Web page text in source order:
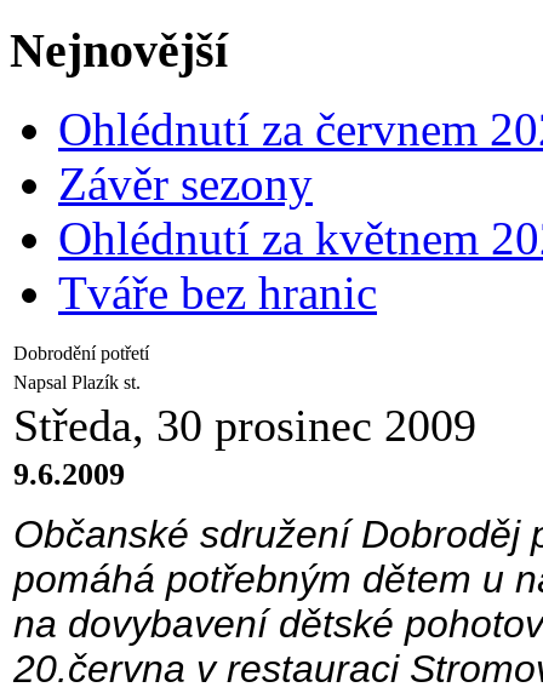
Nejnovější
Ohlédnutí za červnem
Závěr sezony
Ohlédnutí za květnem
Tváře bez hranic
Dobrodění potřetí
Napsal Plazík st.
Středa, 30 prosinec 2009
9.6.2009
Občanské sdružení Dobroděj
pomáhá potřebným dětem u
na dovybavení dětské
20.června v restauraci